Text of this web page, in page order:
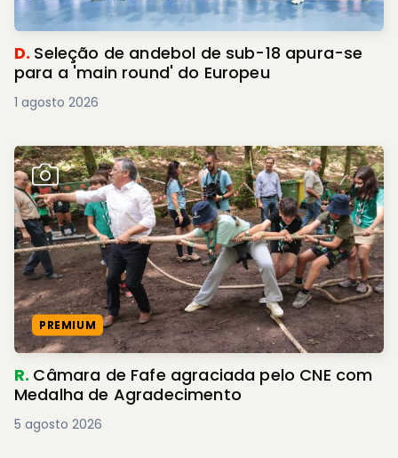
D. Seleção de andebol de sub-18 apura-se
para a 'main round' do Europeu
1 agosto 2026
PREMIUM
R. Câmara de Fafe agraciada pelo CNE com
Medalha de Agradecimento
5 agosto 2026